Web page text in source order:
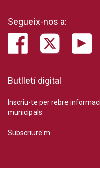
Segueix-nos a:
Butlletí digital
Inscriu-te per rebre
municipals.
Subscriure'm